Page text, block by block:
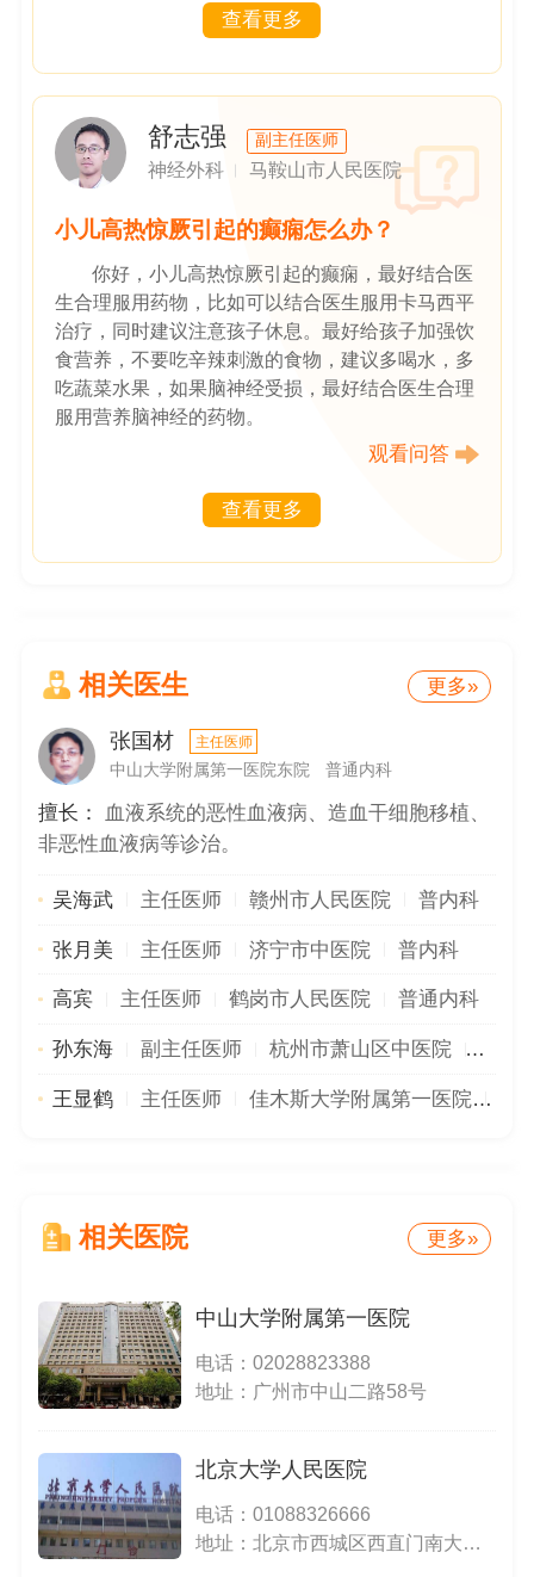
查看更多
舒志强 副主任医师
神经外科 马鞍山市人民医院
小儿高热惊厥引起的癫痫怎么办？
你好，小儿高热惊厥引起的癫痫，最好结合医
生合理服用药物，比如可以结合医生服用卡马西平
治疗，同时建议注意孩子休息。最好给孩子加强饮
食营养，不要吃辛辣刺激的食物，建议多喝水，多
吃蔬菜水果，如果脑神经受损，最好结合医生合理
服用营养脑神经的药物。
观看问答
查看更多
相关医生 更多»
张国材 主任医师
中山大学附属第一医院东院 普通内科
擅长：
血液系统的恶性血液病、造血干细胞移植、
非恶性血液病等诊治。
吴海武 主任医师 赣州市人民医院 普内科
张月美 主任医师 济宁市中医院 普内科
高宾 主任医师 鹤岗市人民医院 普通内科
孙东海 副主任医师 杭州市萧山区中医院 小儿
王显鹤 主任医师 佳木斯大学附属第一医院
相关医院 更多»
中山大学附属第一医院
电话： 02028823388
地址：广州市中山二路58号
北京大学人民医院
电话： 01088326666
地址：北京市西城区西直门南大街11号